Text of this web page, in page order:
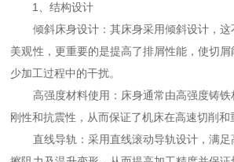
1、结构设计
倾斜床身设计：其床身采用倾斜设计，这
美观性，更重要的是提高了排屑性能，使切
少加工过程中的干扰。
高强度材料使用：床身通常由高强度铸铁
刚性和抗震性，从而保证了机床在高速切削和
直线导轨：采用直线滚动导轨设计，满足